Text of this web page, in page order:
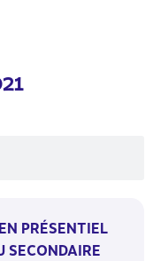
PRÉSENTIEL
SECONDAIRE